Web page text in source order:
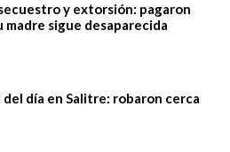
y extorsión: pagaron
madre sigue desaparecida
día en Salitre: robaron cerca